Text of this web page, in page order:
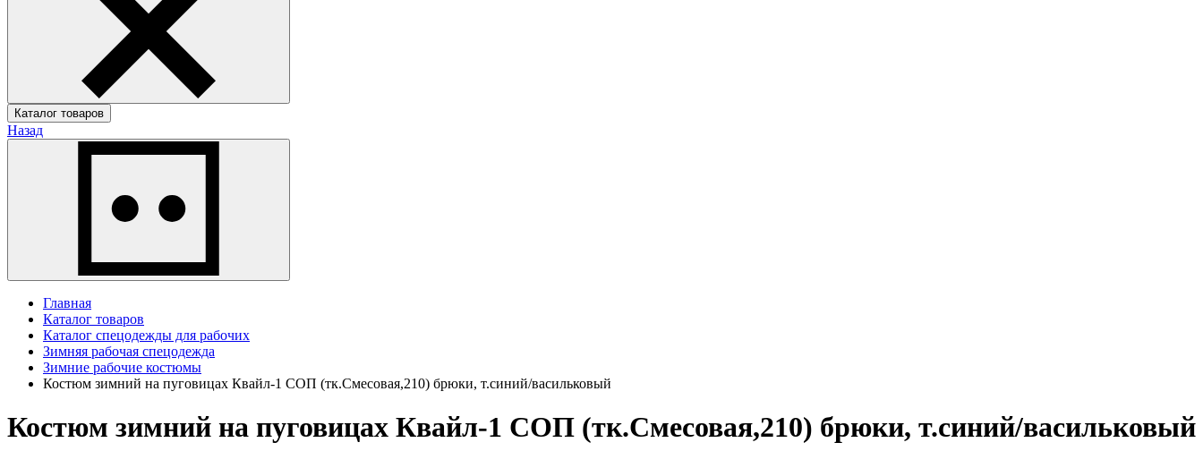
Каталог товаров
Назад
Главная
Каталог товаров
Каталог спецодежды для рабочих
Зимняя рабочая спецодежда
Зимние рабочие костюмы
Костюм зимний на пуговицах Квайл-1 СОП (тк.Смесовая,210) брюки, т.синий/васильковый
Костюм зимний на пуговицах Квайл-1 СОП (тк.Смесовая,210) брюки, т.синий/васильковый